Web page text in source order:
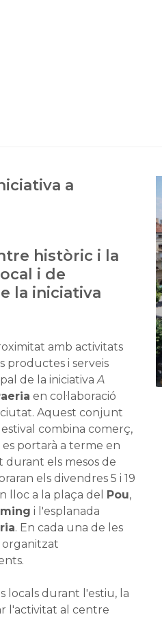
a
històric i la
i de
la iniciativa
amb activitats
productes i serveis
de la iniciativaA
en col·laboració
Aquest conjunt
combina comerç,
portarà a terme en
durant els mesos de
els divendres 5 i 19
lloc a la plaça del Pou,
i l'esplanada
. En cada una de les
organitzat
locals durant l'estiu, la
l'activitat al centre